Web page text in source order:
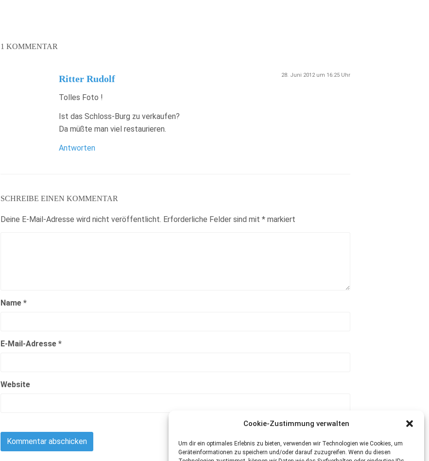
Cookie-Zustimmung verwalten
Um dir ein optimales Erlebnis zu bieten, verwenden wir Technologien wie Cookies, um
Geräteinformationen zu speichern und/oder darauf zuzugreifen. Wenn du diesen
1 KOMMENTAR
Ritter Rudolf 28. Juni 2012 um 16:25 Uhr
Tolles Foto !
Ist das Schloss-Burg zu verkaufen?
Da müßte man viel restaurieren.
Antworten
SCHREIBE EINEN KOMMENTAR
Deine E-Mail-Adresse wird nicht veröffentlicht. Erforderliche Felder sind mit * markiert
Name *
E-Mail-Adresse *
Website